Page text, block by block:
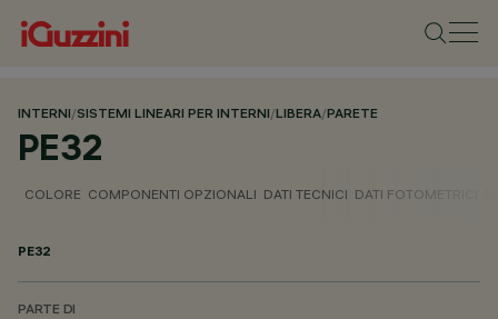
INTERNI/SISTEMI LINEARI PER INTERNI/LIBERA/PARETE
PE32
COLORE COMPONENTI OPZIONALI DATI TECNICI DATI FOTOMETRICI
PE32
PARTE DI